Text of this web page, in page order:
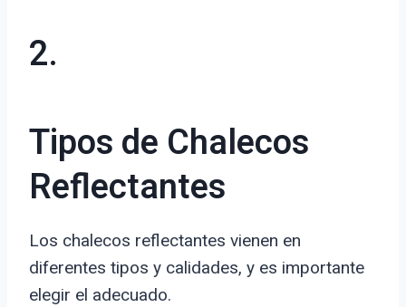
2.
Tipos de Chalecos
Reflectantes
Los chalecos reflectantes vienen en
diferentes tipos y calidades, y es importante
elegir el adecuado.